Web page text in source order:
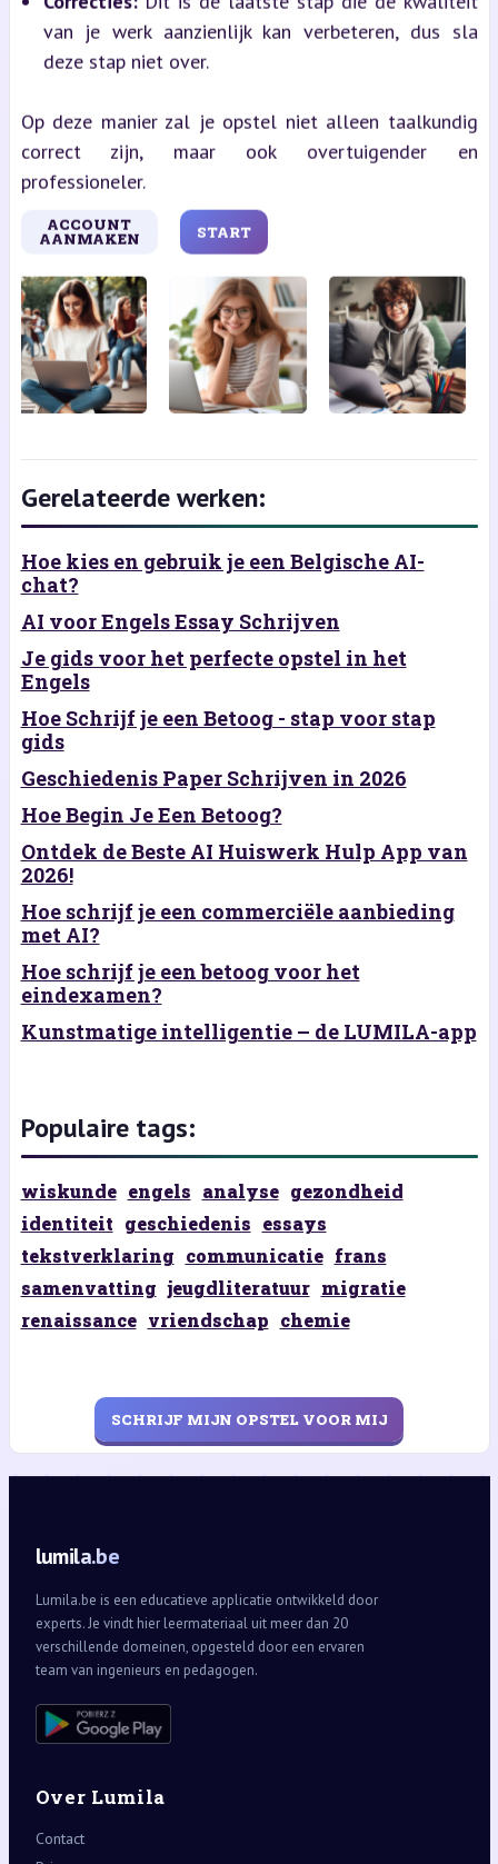
van je werk aanzienlijk kan verbeteren, dus sla
deze stap niet over.
Op deze manier zal je opstel niet alleen taalkundig
correct zijn, maar ook overtuigender en
professioneler.
ACCOUNT
AANMAKEN START
Gerelateerde werken:
Hoe kies en gebruik je een Belgische AI-
chat?
AI voor Engels Essay Schrijven
Je gids voor het perfecte opstel in het
Engels
Hoe Schrijf je een Betoog - stap voor stap
gids
Geschiedenis Paper Schrijven in 2026
Hoe Begin Je Een Betoog?
Ontdek de Beste AI Huiswerk Hulp App van
2026!
Hoe schrijf je een commerciële aanbieding
met AI?
Hoe schrijf je een betoog voor het
eindexamen?
Kunstmatige intelligentie – de LUMILA-app
Populaire tags:
wiskunde engels analyse gezondheid
identiteit geschiedenis essays
tekstverklaring communicatie frans
samenvatting jeugdliteratuur migratie
renaissance vriendschap chemie
SCHRIJF MIJN OPSTEL VOOR MIJ
lumila.be
Lumila.be is een educatieve applicatie ontwikkeld door
experts. Je vindt hier leermateriaal uit meer dan 20
verschillende domeinen, opgesteld door een ervaren
team van ingenieurs en pedagogen.
Over Lumila
Contact